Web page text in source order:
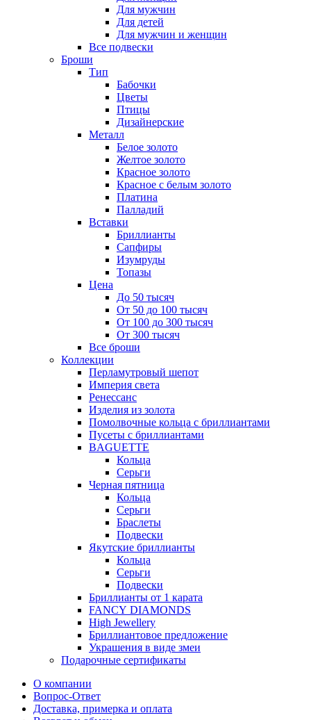
Для мужчин
Для детей
Для мужчин и женщин
Все подвески
Броши
Тип
Бабочки
Цветы
Птицы
Дизайнерские
Металл
Белое золото
Желтое золото
Красное золото
Красное с белым золото
Платина
Палладий
Вставки
Бриллианты
Сапфиры
Изумруды
Топазы
Цена
До 50 тысяч
От 50 до 100 тысяч
От 100 до 300 тысяч
От 300 тысяч
Все броши
Коллекции
Перламутровый шепот
Империя света
Ренессанс
Изделия из золота
Помолвочные кольца с бриллиантами
Пусеты с бриллиантами
BAGUETTE
Кольца
Серьги
Черная пятница
Кольца
Серьги
Браслеты
Подвески
Якутские бриллианты
Кольца
Серьги
Подвески
Бриллианты от 1 карата
FANCY DIAMONDS
High Jewellery
Бриллиантовое предложение
Украшения в виде змеи
Подарочные сертификаты
О компании
Вопрос-Ответ
Доставка, примерка и оплата